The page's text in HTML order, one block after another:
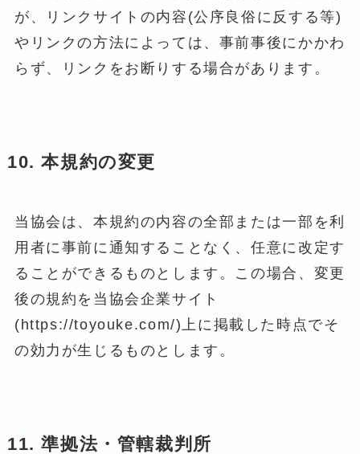
が、リンクサイトの内容(公序良俗に反する等)
やリンクの方法によっては、事前事後にかかわ
らず、リンクをお断りする場合があります。
10. 本規約の変更
当協会は、本規約の内容の全部または一部を利
用者に事前に通知することなく、任意に改定す
ることができるものとします。この場合、変更
後の規約を当協会企業サイト
(https://toyouke.com/)上に掲載した時点でそ
の効力が生じるものとします。
11. 準拠法・管轄裁判所